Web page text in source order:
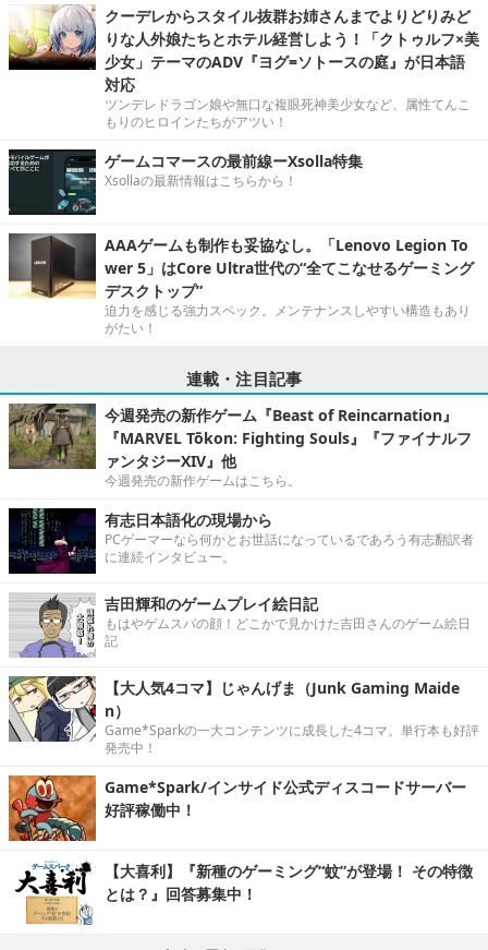
クーデレからスタイル抜群お姉さんまでよりどりみど
りな人外娘たちとホテル経営しよう！「クトゥルフ×美
少女」テーマのADV『ヨグ=ソトースの庭』が日本語
対応
ツンデレドラゴン娘や無口な複眼死神美少女など、属性てんこ
もりのヒロインたちがアツい！
ゲームコマースの最前線ーXsolla特集
Xsollaの最新情報はこちらから！
AAAゲームも制作も妥協なし。「Lenovo Legion To
wer 5」はCore Ultra世代の“全てこなせるゲーミング
デスクトップ”
迫力を感じる強力スペック。メンテナンスしやすい構造もあり
がたい！
連載・注目記事
今週発売の新作ゲーム『Beast of Reincarnation』
『MARVEL Tōkon: Fighting Souls』『ファイナルフ
ァンタジーXIV』他
今週発売の新作ゲームはこちら。
有志日本語化の現場から
PCゲーマーなら何かとお世話になっているであろう有志翻訳者
に連続インタビュー。
吉田輝和のゲームプレイ絵日記
もはやゲムスパの顔！どこかで見かけた吉田さんのゲーム絵日
記
【大人気4コマ】じゃんげま（Junk Gaming Maide
n）
Game*Sparkの一大コンテンツに成長した4コマ。単行本も好評
発売中！
Game*Spark/インサイド公式ディスコードサーバー
好評稼働中！
【大喜利】『新種のゲーミング“蚊”が登場！ その特徴
とは？』回答募集中！